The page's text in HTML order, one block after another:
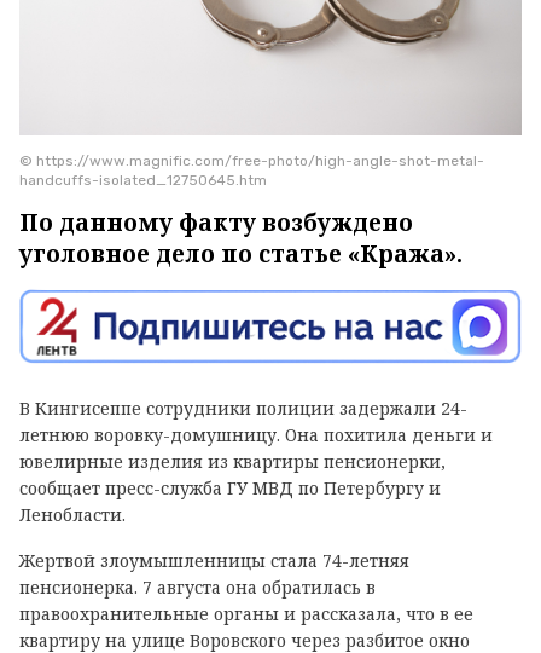
© https://www.magnific.com/free-photo/high-angle-shot-metal-
handcuffs-isolated_12750645.htm
По данному факту возбуждено
уголовное дело по статье «Кража».
В Кингисеппе сотрудники полиции задержали 24-
летнюю воровку-домушницу. Она похитила деньги и
ювелирные изделия из квартиры пенсионерки,
сообщает пресс-служба ГУ МВД по Петербургу и
Ленобласти.
Жертвой злоумышленницы стала 74-летняя
пенсионерка. 7 августа она обратилась в
правоохранительные органы и рассказала, что в ее
квартиру на улице Воровского через разбитое окно